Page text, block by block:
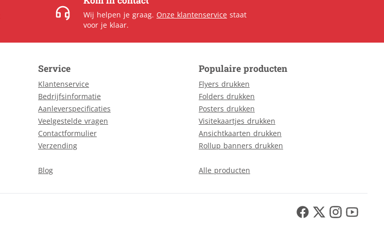
Wij helpen je graag. Onze klantenservice staat
voor je klaar.
Service
Klantenservice
Bedrijfsinformatie
Aanleverspecificaties
Veelgestelde vragen
Contactformulier
Verzending
Blog
Populaire producten
Flyers drukken
Folders drukken
Posters drukken
Visitekaartjes drukken
Ansichtkaarten drukken
Rollup banners drukken
Alle producten